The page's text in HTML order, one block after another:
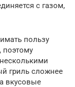
с газом,
пользу
поэтому
гриль сложнее
вкусовые